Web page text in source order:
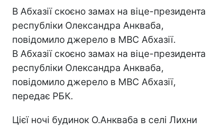
В Абхазії скоєно замах на віце-президента
республіки Олександра Анкваба,
повідомило джерело в МВС Абхазії.
В Абхазії скоєно замах на віце-президента
республіки Олександра Анкваба,
повідомило джерело в МВС Абхазії,
передає РБК.
Цієї ночі будинок О.Анкваба в селі Лихни